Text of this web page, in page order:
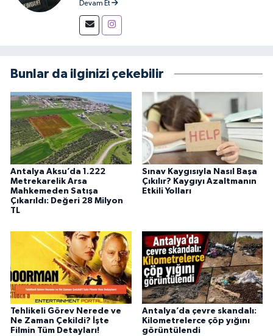
yayıncı.
Devam Et
Bunlar da ilginizi çekebilir
Antalya Aksu’da 1.222
Metrekarelik Arsa
Mahkemeden Satışa
Çıkarıldı: Değeri 28 Milyon
TL
Sınav Kaygısıyla Nasıl Başa
Çıkılır? Kaygıyı Azaltmanın
Etkili Yolları
Tehlikeli Görev Nerede ve
Ne Zaman Çekildi? İşte
Filmin Tüm Detayları!
Antalya’da çevre skandalı:
Kilometrelerce çöp yığını
görüntülendi